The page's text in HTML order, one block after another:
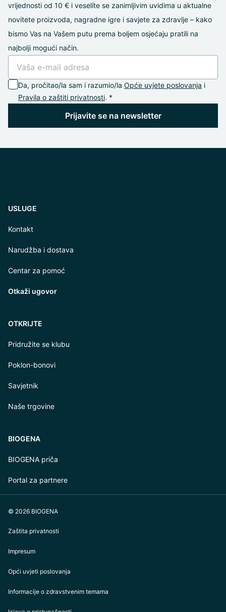
vrijednosti od 10 € i veselíte se zanimljivim uvidima u aktualne
novitete proizvoda, nagradne igre i savjete za zdravlje – kako
bismo Vas na Vašem putu prema boljem osjećaju pratili na
najbolji mogući način.
Da, pročitao/la sam i razumio/la Opće uvjete poslovanja i
Pravila o zaštiti privatnosti. *
Prijavite se na newsletter
USLUGE
Kontakt
Narudžba i dostava
Centar za pomoć
Otkaži ugovor
OTKRIJTE
Pridružite se klubu
Poklon-bonovi
Savjetnik
Naše trgovine
BIOGENA
BIOGENA priča
Portal za partnere
© 2026 BIOGENA
Zaštita privatnosti
Impresum
Opći uvjeti poslovanja
Informacije o zdravstvenim temama